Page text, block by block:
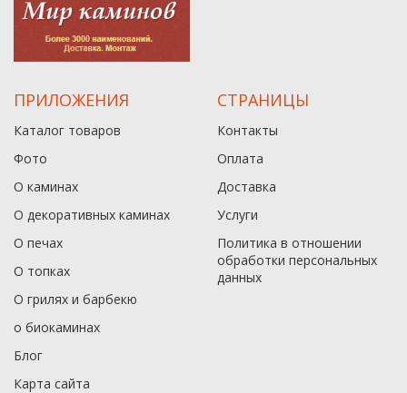
ПРИЛОЖЕНИЯ
Каталог товаров
Фото
О каминах
О декоративных каминах
О печах
О топках
О грилях и барбекю
о биокаминах
Блог
Карта сайта
СТРАНИЦЫ
Контакты
Оплата
Доставка
Услуги
Политика в отношении
обработки персональных
данныx